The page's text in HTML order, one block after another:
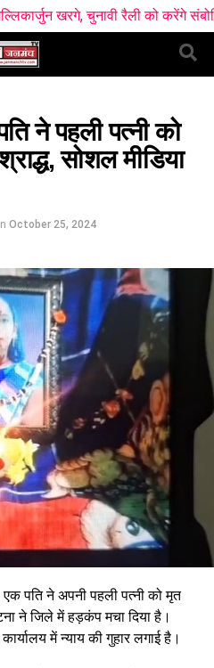
रैली को करेंगे संबोधित
ने पहली पत्नी को
सोशल मीडिया
October 25, 2024
पति ने अपनी पहली पत्नी को मृत
ने जिले में हड़कंप मचा दिया है।
में न्याय की गुहार लगाई है।